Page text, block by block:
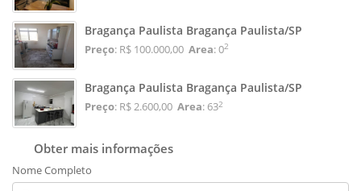
Bragança Paulista Bragança Paulista/SP
Preço: R$ 100.000,00 Area: 02
Bragança Paulista Bragança Paulista/SP
Preço: R$ 2.600,00 Area: 632
Obter mais informações
Nome Completo